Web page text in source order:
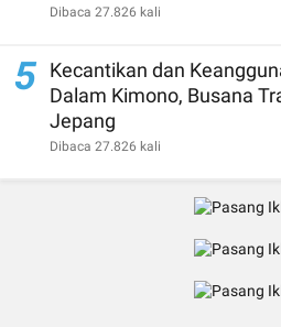
Dibaca 27.826 kali
5 Kecantikan dan
Dalam Kimono, Busana
Jepang
Dibaca 27.826 kali